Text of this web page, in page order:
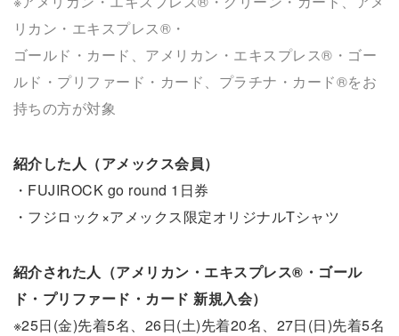
リカン・エキスプレス®・
ゴールド・カード、アメリカン・エキスプレス®・ゴー
ルド・プリファード・カード、プラチナ・カード®をお
持ちの方が対象
紹介した人（アメックス会員）
・FUJIROCK go round 1日券
・フジロック×アメックス限定オリジナルTシャツ
紹介された人（アメリカン・エキスプレス®・ゴール
ド・プリファード・カード 新規入会）
※25日(金)先着5名、26日(土)先着20名、27日(日)先着5名